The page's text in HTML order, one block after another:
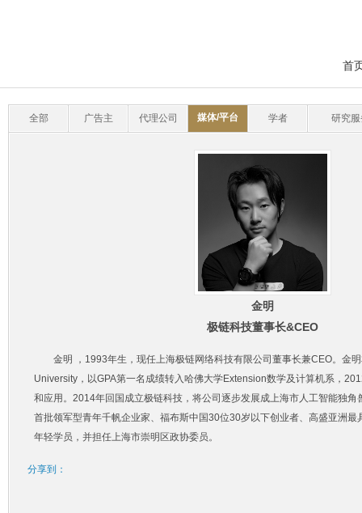
首
全部 广告主 代理公司 媒体/平台 学者 研究
金明
极链科技董事长&CEO
金明 ，1993年生，现任上海极链网络科技有限公司董事长兼CEO。金明
University，以GPA第一名成绩转入哈佛大学Extension数学及计算机系，
和应用。2014年回国成立极链科技，将公司逐步发展成上海市人工智能独角
首批领军型青年千帆企业家、福布斯中国30位30岁以下创业者、高盛亚洲最
年轻学员，并担任上海市崇明区政协委员。
分享到：